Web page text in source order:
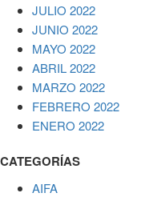
JULIO 2022
JUNIO 2022
MAYO 2022
ABRIL 2022
MARZO 2022
FEBRERO 2022
ENERO 2022
CATEGORÍAS
AIFA